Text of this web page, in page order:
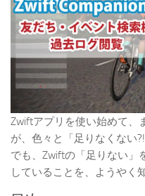
Zwiftアプリを使い始めて、
が、色々と「足りなくない
でも、Zwiftの「足りない」
していることを、ようやく